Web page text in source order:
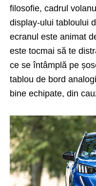
filosofie, cadrul
display-ului tabloului
ecranul este animat
este tocmai să te
ce se întâmplă pe
tablou de bord
bine echipate, din